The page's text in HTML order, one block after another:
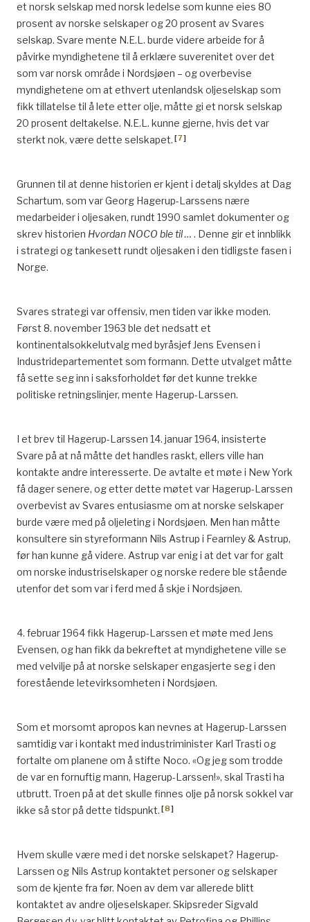
et norsk selskap med norsk ledelse som kunne eies 80
prosent av norske selskaper og 20 prosent av Svares
selskap. Svare mente N.E.L. burde videre arbeide for å
påvirke myndighetene til å erklære suverenitet over det
som var norsk område i Nordsjøen – og overbevise
myndighetene om at ethvert utenlandsk oljeselskap som
fikk tillatelse til å lete etter olje, måtte gi et norsk selskap
20 prosent deltakelse. N.E.L. kunne gjerne, hvis det var
sterkt nok, være dette selskapet. [7]
Grunnen til at denne historien er kjent i detalj skyldes at Dag
Schartum, som var Georg Hagerup-Larssens nære
medarbeider i oljesaken, rundt 1990 samlet dokumenter og
skrev historien Hvordan NOCO ble til … . Denne gir et innblikk
i strategi og tankesett rundt oljesaken i den tidligste fasen i
Norge.
Svares strategi var offensiv, men tiden var ikke moden.
Først 8. november 1963 ble det nedsatt et
kontinentalsokkelutvalg med byråsjef Jens Evensen i
Industridepartementet som formann. Dette utvalget måtte
få sette seg inn i saksforholdet før det kunne trekke
politiske retningslinjer, mente Hagerup-Larssen.
I et brev til Hagerup-Larssen 14. januar 1964, insisterte
Svare på at nå måtte det handles raskt, ellers ville han
kontakte andre interesserte. De avtalte et møte i New York
få dager senere, og etter dette møtet var Hagerup-Larssen
overbevist av Svares entusiasme om at norske selskaper
burde være med på oljeleting i Nordsjøen. Men han måtte
konsultere sin styreformann Nils Astrup i Fearnley & Astrup,
før han kunne gå videre. Astrup var enig i at det var for galt
om norske industriselskaper og norske redere ble stående
utenfor det som var i ferd med å skje i Nordsjøen.
4. februar 1964 fikk Hagerup-Larssen et møte med Jens
Evensen, og han fikk da bekreftet at myndighetene ville se
med velvilje på at norske selskaper engasjerte seg i den
forestående letevirksomheten i Nordsjøen.
Som et morsomt apropos kan nevnes at Hagerup-Larssen
samtidig var i kontakt med industriminister Karl Trasti og
fortalte om planene om å stifte Noco. «Og jeg som trodde
de var en fornuftig mann, Hagerup-Larssen!», skal Trasti ha
utbrutt. Troen på at det skulle finnes olje på norsk sokkel var
ikke så stor på dette tidspunkt. [8]
Hvem skulle være med i det norske selskapet? Hagerup-
Larssen og Nils Astrup kontaktet personer og selskaper
som de kjente fra før. Noen av dem var allerede blitt
kontaktet av andre oljeselskaper. Skipsreder Sigvald